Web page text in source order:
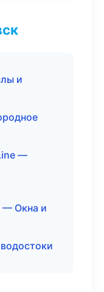
и
—
— Окна и